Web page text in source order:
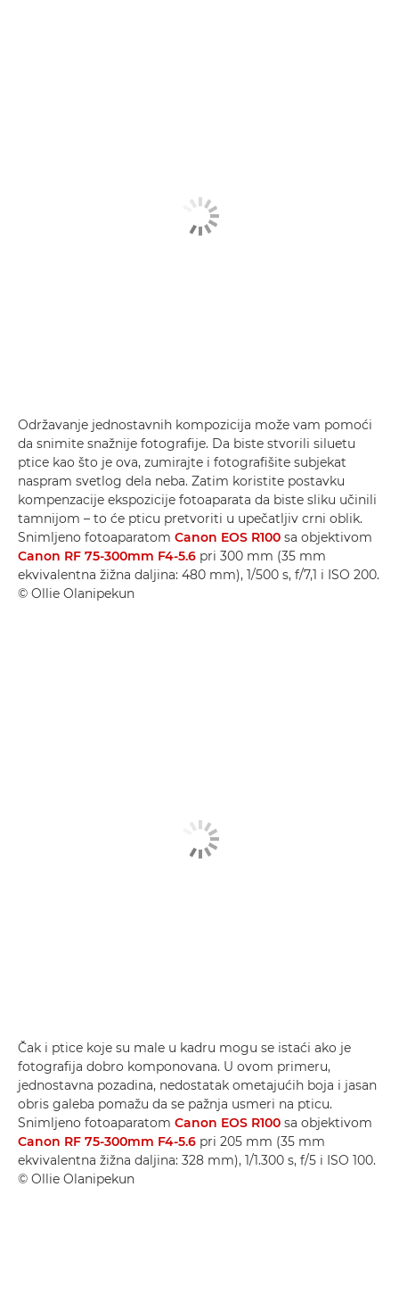
Održavanje jednostavnih kompozicija može vam pomoći
da snimite snažnije fotografije. Da biste stvorili siluetu
ptice kao što je ova, zumirajte i fotografišite subjekat
naspram svetlog dela neba. Zatim koristite postavku
kompenzacije ekspozicije fotoaparata da biste sliku učinili
tamnijom – to će pticu pretvoriti u upečatljiv crni oblik.
Snimljeno fotoaparatom Canon EOS R100 sa objektivom
Canon RF 75-300mm F4-5.6 pri 300 mm (35 mm
ekvivalentna žižna daljina: 480 mm), 1/500 s, f/7,1 i ISO 200.
© Ollie Olanipekun
Čak i ptice koje su male u kadru mogu se istaći ako je
fotografija dobro komponovana. U ovom primeru,
jednostavna pozadina, nedostatak ometajućih boja i jasan
obris galeba pomažu da se pažnja usmeri na pticu.
Snimljeno fotoaparatom Canon EOS R100 sa objektivom
Canon RF 75-300mm F4-5.6 pri 205 mm (35 mm
ekvivalentna žižna daljina: 328 mm), 1/1.300 s, f/5 i ISO 100.
© Ollie Olanipekun